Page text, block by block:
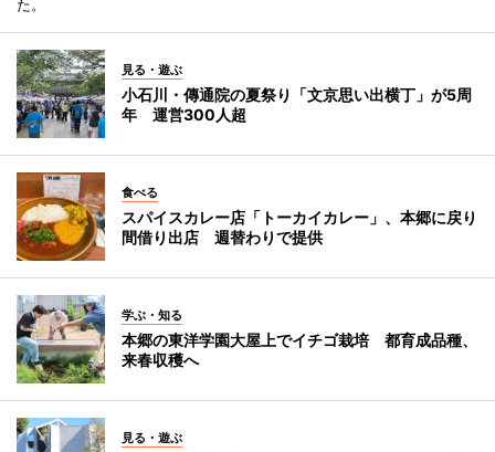
た。
見る・遊ぶ
小石川・傳通院の夏祭り「文京思い出横丁」が5周
年 運営300人超
食べる
スパイスカレー店「トーカイカレー」、本郷に戻り
間借り出店 週替わりで提供
学ぶ・知る
本郷の東洋学園大屋上でイチゴ栽培 都育成品種、
来春収穫へ
見る・遊ぶ